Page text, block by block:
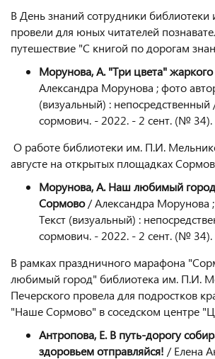
В День знаний сотрудники библиотеки
провели для юных читателей
путешествие "С книгой по дорогам
Морунова, А. "Три цвета" жаркого
Александра Морунова ; фото
(визуальный) :
сормович. - 2022. - 2 сент. (№
О работе библиотеки им. П.И.
августе на открытых площадках
Морунова, А. Наш любимый
Сормово/ Александра Морунова
Текст (визуальный) :
сормович. - 2022. - 2 сент. (№
В рамках праздничного марафона
любимый город" библиотека им. П.И.
Печерского провела для подростков
"Наше Сормово" в соседском центре
Антропова, Е. В путь-дорогу
здоровьем отправляйся! / Елена